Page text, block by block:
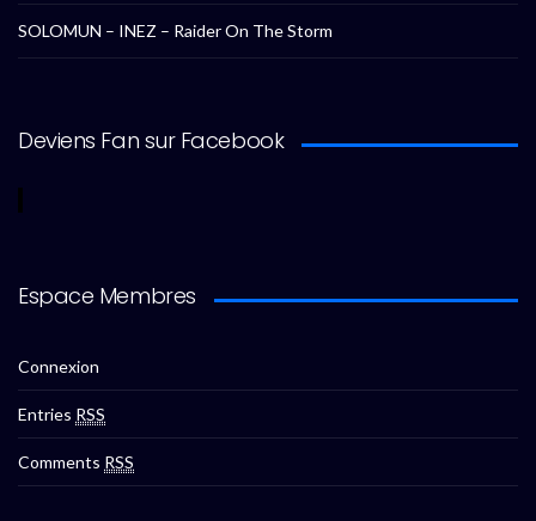
SOLOMUN – INEZ – Raider On The Storm
Deviens Fan sur Facebook
Espace Membres
Connexion
Entries RSS
Comments RSS